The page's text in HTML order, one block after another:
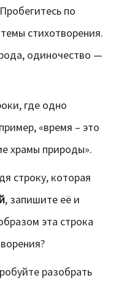
Пробегитесь по
стихотворения.
одиночество —
где одно
«время – это
храмы природы».
строку, которая
, запишите её и
эта строка
разобрать